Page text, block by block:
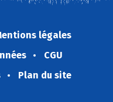
légales
CGU
Plan du site